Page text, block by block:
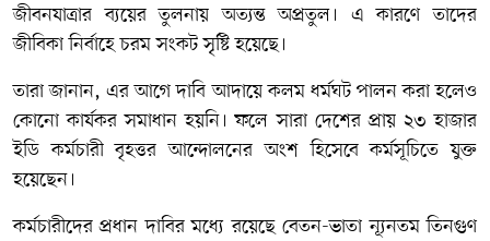
জীবনযাত্রার ব্যয়ের তুলনায় অত্যন্ত অপ্রতুল। এ কারণে তাদের
জীবিকা নির্বাহে চরম সংকট সৃষ্টি হয়েছে।
তারা জানান, এর আগে দাবি আদায়ে কলম ধর্মঘট পালন করা হলেও
কোনো কার্যকর সমাধান হয়নি। ফলে সারা দেশের প্রায় ২৩ হাজার
ইডি কর্মচারী বৃহত্তর আন্দোলনের অংশ হিসেবে কর্মসূচিতে যুক্ত
হয়েছেন।
কর্মচারীদের প্রধান দাবির মধ্যে রয়েছে বেতন-ভাতা ন্যূনতম তিনগুণ